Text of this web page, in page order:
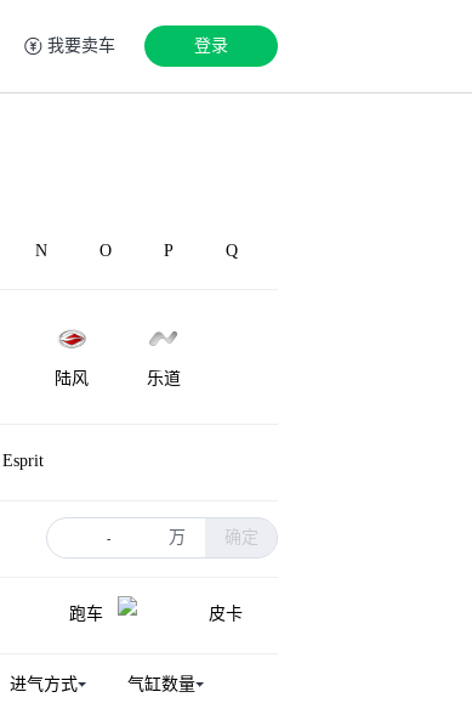
我要卖车 登录
N O P Q
陆风 乐道
兰博基尼
Esprit
- 万 确定
跑车
皮卡
进气方式
气缸数量